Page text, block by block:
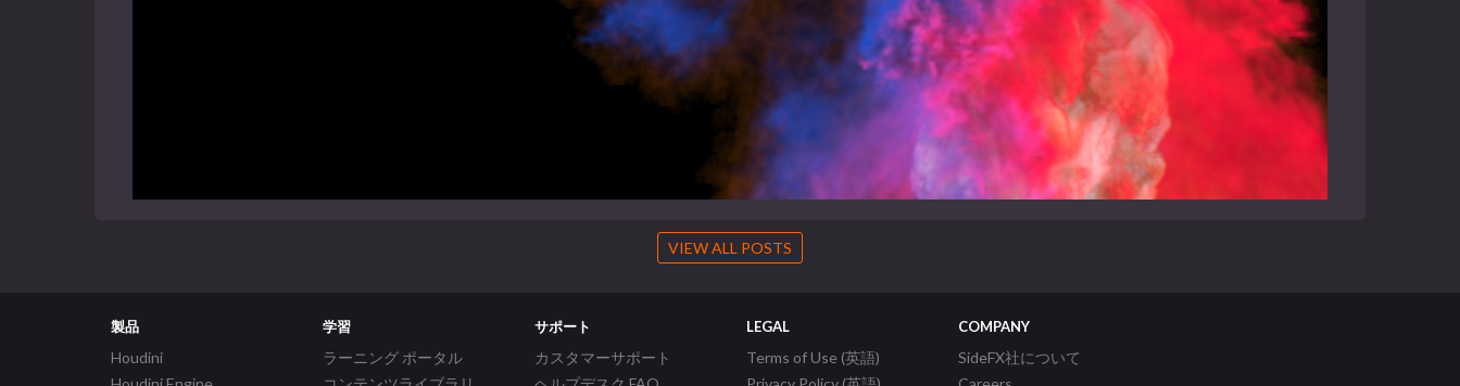
VIEW ALL POSTS
製品
Houdini
学習
ラーニング ポータル
サポート
カスタマーサポート
LEGAL
Terms of Use (英語)
COMPANY
SideFX社について